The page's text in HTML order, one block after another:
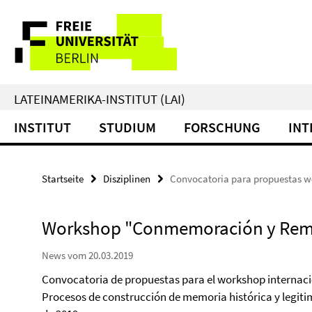
direkt
Inhalt
Service-
Navigation
LATEINAMERIKA-INSTITUT (LAI)
INSTITUT STUDIUM FORSCHUNG
Startseite Disziplinen Convocatoria para propuestas
Workshop "Conmemoración y
News vom 20.03.2019
Convocatoria de propuestas para el workshop
Procesos de construcción de memoria histórica y